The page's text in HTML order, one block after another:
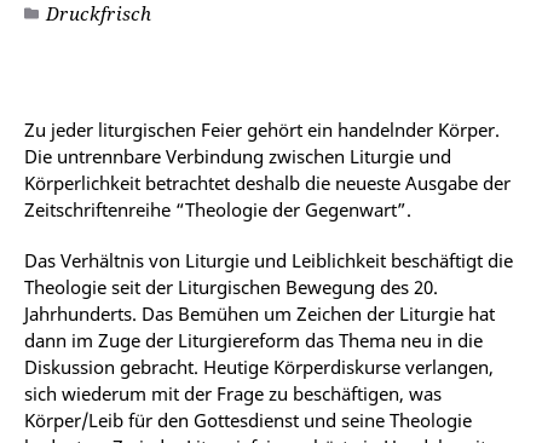
Druckfrisch
Zu jeder liturgischen Feier gehört ein handelnder Körper.
Die untrennbare Verbindung zwischen Liturgie und
Körperlichkeit betrachtet deshalb die neueste Ausgabe der
Zeitschriftenreihe “Theologie der Gegenwart”.
Das Verhältnis von Liturgie und Leiblichkeit beschäftigt die
Theologie seit der Liturgischen Bewegung des 20.
Jahrhunderts. Das Bemühen um Zeichen der Liturgie hat
dann im Zuge der Liturgiereform das Thema neu in die
Diskussion gebracht. Heutige Körperdiskurse verlangen,
sich wiederum mit der Frage zu beschäftigen, was
Körper/Leib für den Gottesdienst und seine Theologie